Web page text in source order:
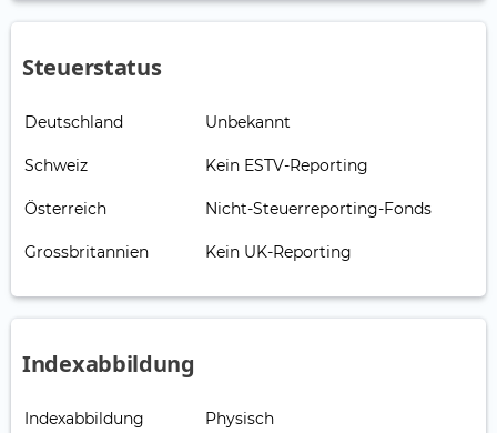
Steuerstatus
Deutschland Unbekannt
Schweiz Kein ESTV-Reporting
Österreich Nicht-Steuerreporting-Fonds
Grossbritannien Kein UK-Reporting
Indexabbildung
Indexabbildung Physisch